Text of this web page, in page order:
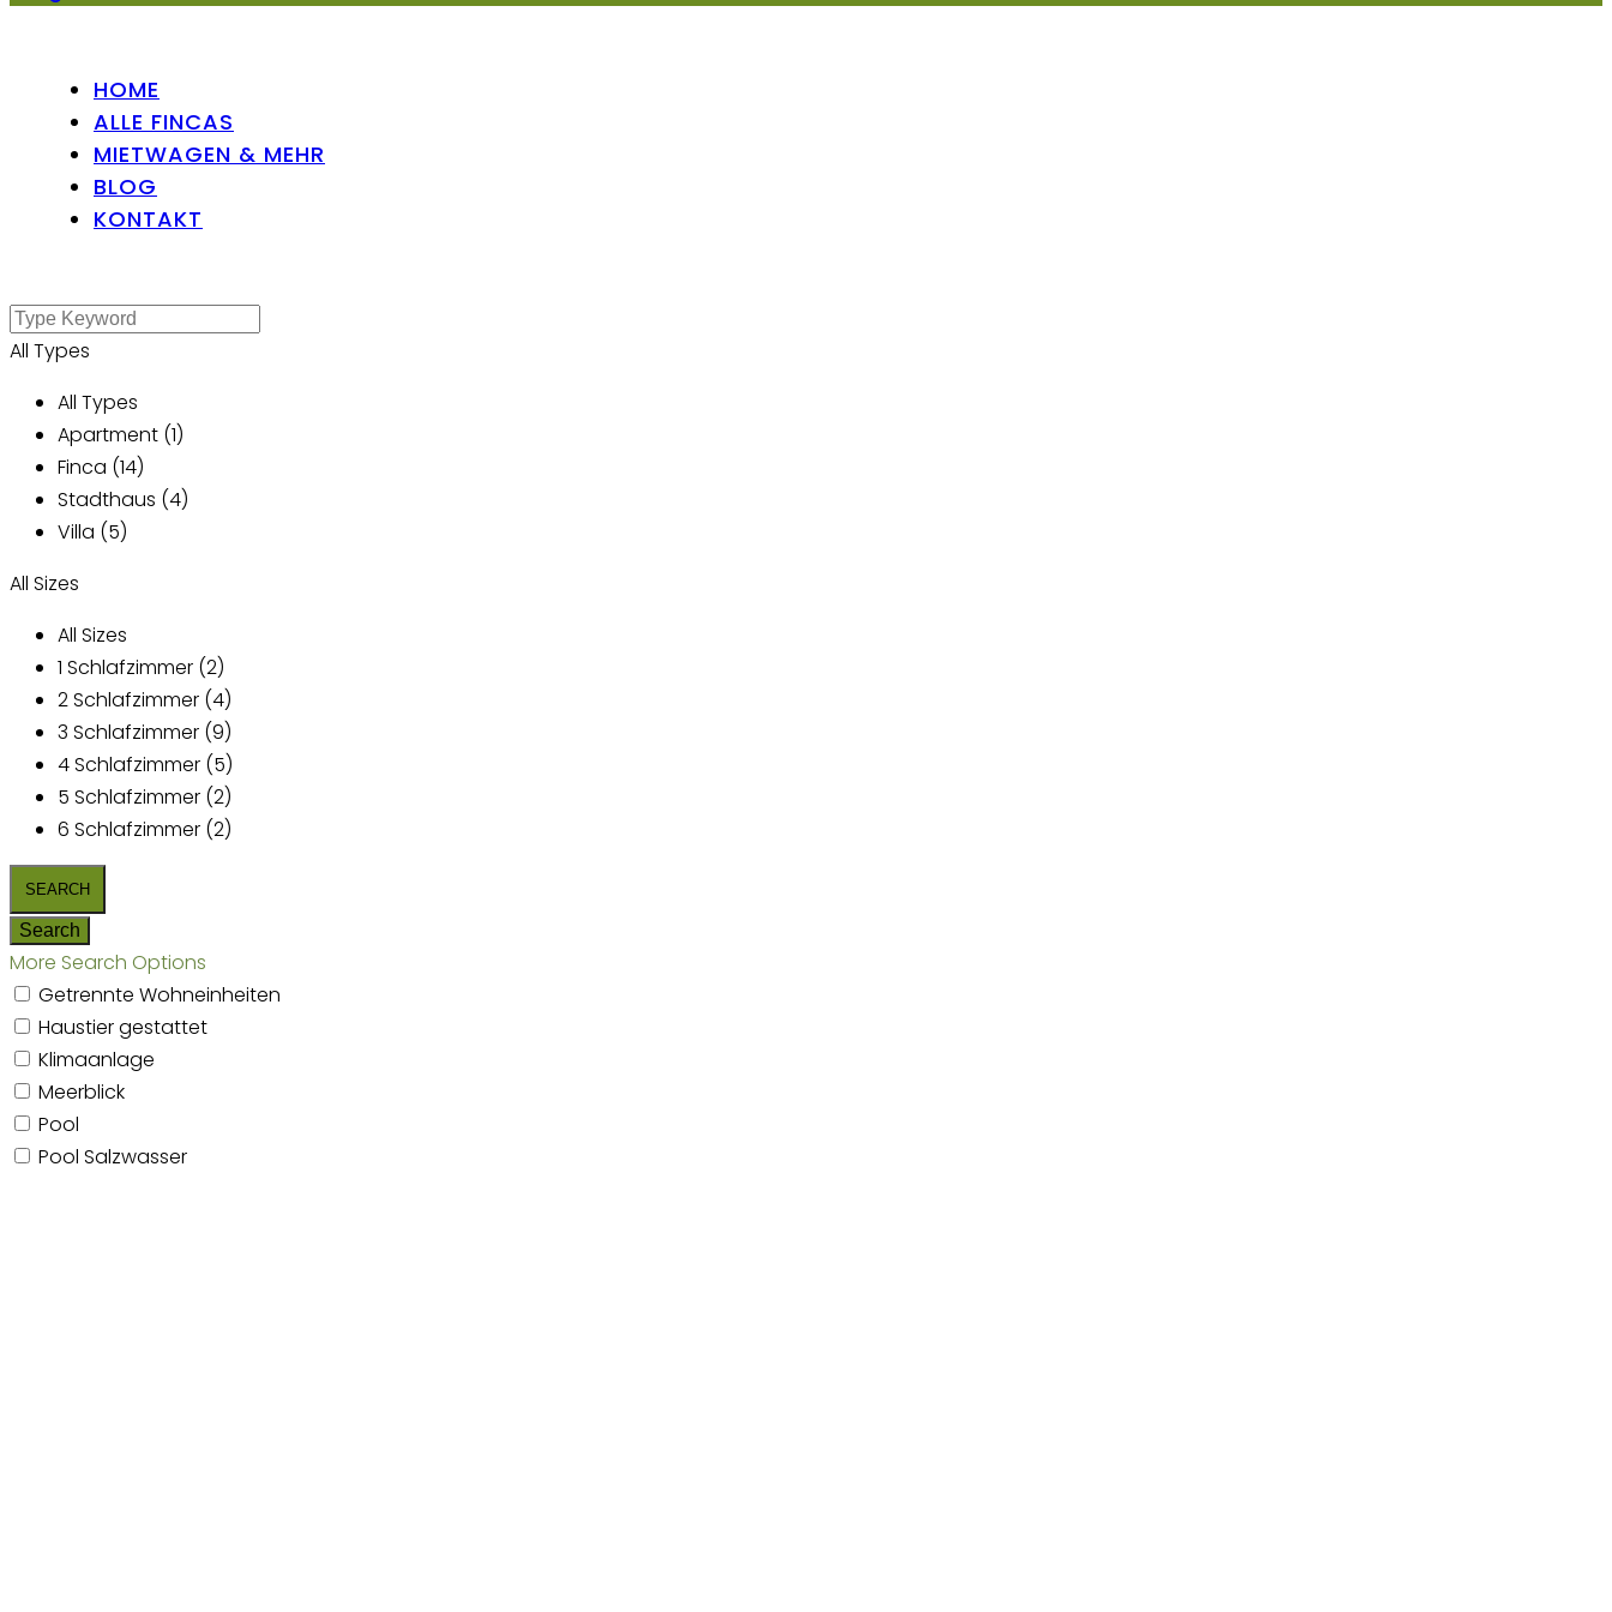
HOME
ALLE FINCAS
MIETWAGEN & MEHR
BLOG
KONTAKT
All Types
All Types
Apartment (1)
Finca (14)
Stadthaus (4)
Villa (5)
All Sizes
All Sizes
1 Schlafzimmer (2)
2 Schlafzimmer (4)
3 Schlafzimmer (9)
4 Schlafzimmer (5)
5 Schlafzimmer (2)
6 Schlafzimmer (2)
More Search Options
Getrennte Wohneinheiten
Haustier gestattet
Klimaanlage
Meerblick
Pool
Pool Salzwasser